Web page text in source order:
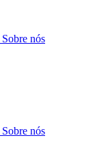
Sobre nós
Sobre nós